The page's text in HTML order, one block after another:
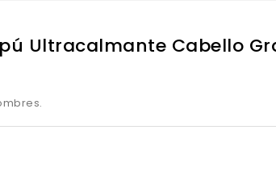
Ultracalmante Cabello